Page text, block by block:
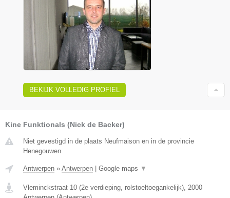
BEKIJK VOLLEDIG PROFIEL
Kine Funktionals (Nick de Backer)
Niet gevestigd in de plaats Neufmaison en in de provincie
Henegouwen.
Antwerpen » Antwerpen Google maps ▼
Vleminckstraat 10 (2e verdieping, rolstoeltoegankelijk), 2000